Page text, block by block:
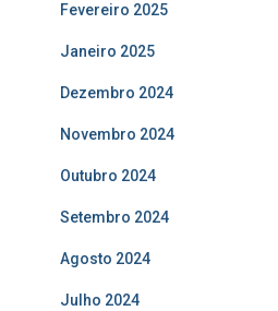
Fevereiro 2025
Janeiro 2025
Dezembro 2024
Novembro 2024
Outubro 2024
Setembro 2024
Agosto 2024
Julho 2024